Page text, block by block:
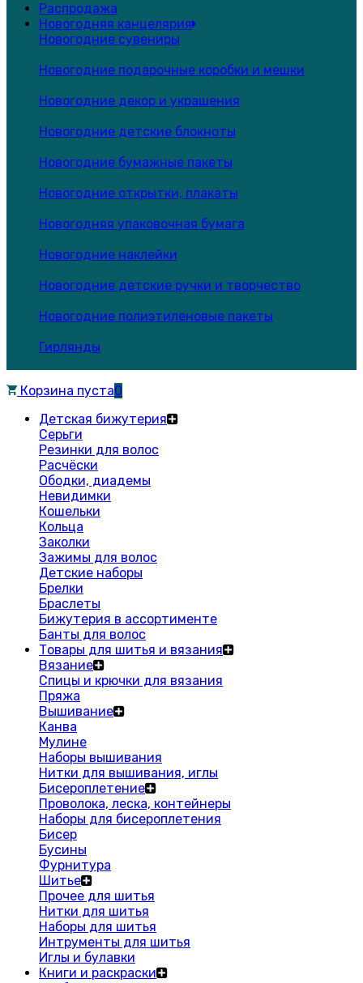
Распродажа
Новогодняя канцелярия
Новогодние сувениры
Новогодние подарочные коробки и мешки
Новогодние декор и украшения
Новогодние детские блокноты
Новогодние бумажные пакеты
Новогодние открытки, плакаты
Новогодняя упаковочная бумага
Новогодние наклейки
Новогодние детские ручки и творчество
Новогодние полиэтиленовые пакеты
Гирлянды
Корзина пуста0
Детская бижутерия
Серьги
Резинки для волос
Расчёски
Ободки, диадемы
Невидимки
Кошельки
Кольца
Заколки
Зажимы для волос
Детские наборы
Брелки
Браслеты
Бижутерия в ассортименте
Банты для волос
Товары для шитья и вязания
Вязание
Спицы и крючки для вязания
Пряжа
Вышивание
Канва
Мулине
Наборы вышивания
Нитки для вышивания, иглы
Бисероплетение
Проволока, леска, контейнеры
Наборы для бисероплетения
Бисер
Бусины
Фурнитура
Шитье
Прочее для шитья
Нитки для шитья
Наборы для шитья
Интрументы для шитья
Иглы и булавки
Книги и раскраски